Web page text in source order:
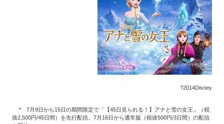
?2014Disney
* 7月9日から15日の期間限定で「【45日見られる！】アナと雪の女王」（税
抜2,500円/45日間）を先行配信。7月16日から通常版（税抜500円/3日間）の配信